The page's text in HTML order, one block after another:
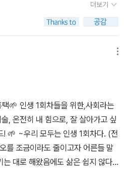
처럼 해낼 때, 그 안에서 의미가 생
잡아서 몇 번이나 번아웃 직전까지
만나는 데 있다는 것. 되돌아보니 내
람을 못 만나서가 아니라 나쁜 사
었다.​AI 시대, 오래 버틴 사람보다
는 말도 낯설지 않다. 자본이 자본
로는 안다. 여전히 몸이 안 따라준
훈은 하나다. 착하게 사는 것과 만만
하지 못해서, 정 때문에, 우정 때문
성일 것이다.🧍이 책에 적힌 모든 내
지 모른다. 이미 재테크 책이나 자
한 상식들도 들어 있었다. 그럼에
식들을 ‘내 삶을 지키는 기본기’라
문인 것 같다. 돈 관리만 잘한다고 삶
장을 가졌다고 생활의 피로가 저절
야의 뛰어난 성취도 중요하겠지만,
게 메워갈 때 비로소 삶은 견고해
아닐지라도 손해를 줄이며 자기 속
한 시대인 것 같다. 삶을 실제로 지
된다는 건 모든 답을 아는 척 폼을
솔직하게 인정하고, 필요한 것을 제
면 그들에게 가장 필요한 내용이라
어 설계와 자기계발, 경제적 자립,
상황 대처, 실전 생활 팁 순으로 자
한 역량을 채울 수 있네요. 무엇보
- 제품 디자이너 김하영 님, 출판 마
화 님, 일러스트레이터 강한 님, SO
의 생생한 인터뷰가 인상적이네요.
의 관계도 잘 맺을 수 있는 것 같아
한 핵심은 자신의 바깥쪽이 아닌 안
고 있다고 하겠다.또한 나이들어 가
기와 같은 행동이 되지 않는데 이러
서기의 목표에 부합하지 않는 모습
해결법을 이해하고 있어야 한다.생
체성을 되돌아 보게 하며 진정한 1
하고 마뜩치 않다면 주체적 존재
다.저자가 전하고자 하는 핵심은 커
립, 인간관계와 사회생활, 위기와 돌
귀중한 지식들을 키워야 할 역량으
운 것이 없다.그래서 오히려 나약한
대는 심리가 강한데 이러한 상태로는
더보기
🌱 인생 1회차들을 위한,사회라는
, 온전히 내 힘으로, 잘 살아가고 싶
다. (전
를 조금이라도 줄이고자 어른들 말
대로 해왔음에도 삶은 쉽지 않다.